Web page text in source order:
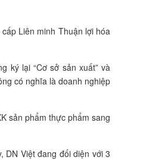
Liên minh Thuận lợi hóa
ký lại “Cơ sở sản xuất” và
có nghĩa là doanh nghiệp
sản phẩm thực phẩm sang
DN Việt đang đối diện với 3